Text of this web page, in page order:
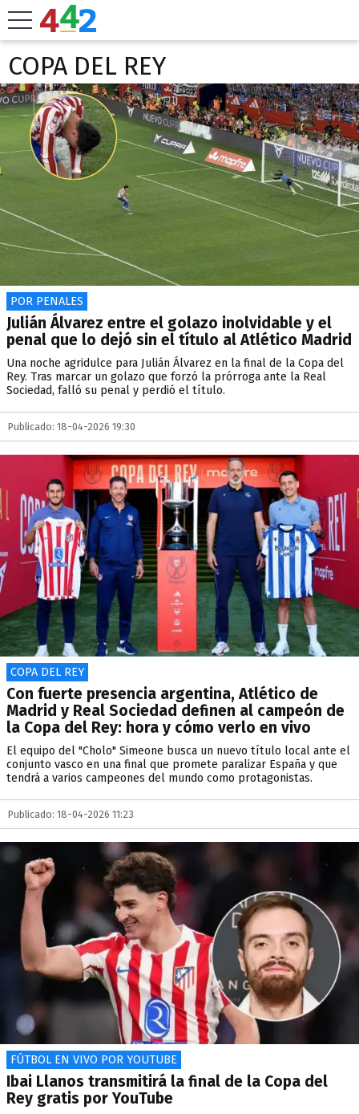
COPA DEL REY
POR PENALES
Julián Álvarez entre el golazo inolvidable y el
penal que lo dejó sin el título al Atlético Madrid
Una noche agridulce para Julián Álvarez en la final de la Copa del
Rey. Tras marcar un golazo que forzó la prórroga ante la Real
Sociedad, falló su penal y perdió el título.
Publicado: 18-04-2026 19:30
COPA DEL REY
Con fuerte presencia argentina, Atlético de
Madrid y Real Sociedad definen al campeón de
la Copa del Rey: hora y cómo verlo en vivo
El equipo del "Cholo" Simeone busca un nuevo título local ante el
conjunto vasco en una final que promete paralizar España y que
tendrá a varios campeones del mundo como protagonistas.
Publicado: 18-04-2026 11:23
FÚTBOL EN VIVO POR YOUTUBE
Ibai Llanos transmitirá la final de la Copa del
Rey gratis por YouTube